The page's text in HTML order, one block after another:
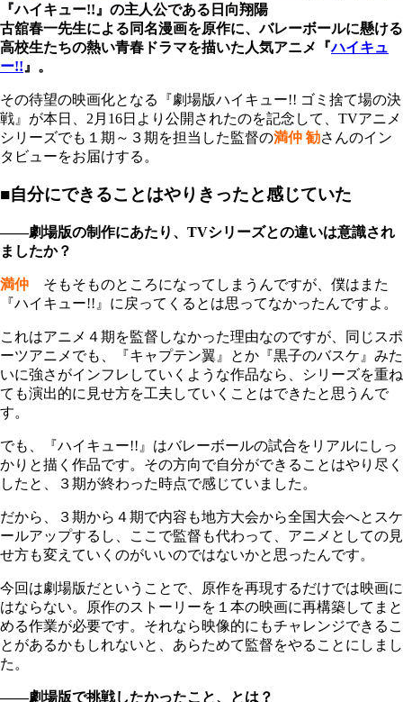
『ハイキュー!!』の主人公である日向翔陽
古舘春一先生による同名漫画を原作に、バレーボールに懸ける
高校生たちの熱い青春ドラマを描いた人気アニメ『ハイキュ
ー!! 』。
その待望の映画化となる『劇場版ハイキュー!! ゴミ捨て場の決
戦』が本日、2月16日より公開されたのを記念して、TVアニメ
シリーズでも１期～３期を担当した監督の満仲 勧さんのイン
タビューをお届けする。
■自分にできることはやりきったと感じていた
――劇場版の制作にあたり、TVシリーズとの違いは意識され
ましたか？
満仲 そもそものところになってしまうんですが、僕はまた
『ハイキュー!!』に戻ってくるとは思ってなかったんですよ。
これはアニメ４期を監督しなかった理由なのですが、同じスポ
ーツアニメでも、『キャプテン翼』とか『黒子のバスケ』みた
いに強さがインフレしていくような作品なら、シリーズを重ね
ても演出的に見せ方を工夫していくことはできたと思うんで
す。
でも、『ハイキュー!!』はバレーボールの試合をリアルにしっ
かりと描く作品です。その方向で自分ができることはやり尽く
したと、３期が終わった時点で感じていました。
だから、３期から４期で内容も地方大会から全国大会へとスケ
ールアップするし、ここで監督も代わって、アニメとしての見
せ方も変えていくのがいいのではないかと思ったんです。
今回は劇場版だということで、原作を再現するだけでは映画に
はならない。原作のストーリーを１本の映画に再構築してまと
める作業が必要です。それなら映像的にもチャレンジできるこ
とがあるかもしれないと、あらためて監督をやることにしまし
た。
――劇場版で挑戦したかったこと、とは？